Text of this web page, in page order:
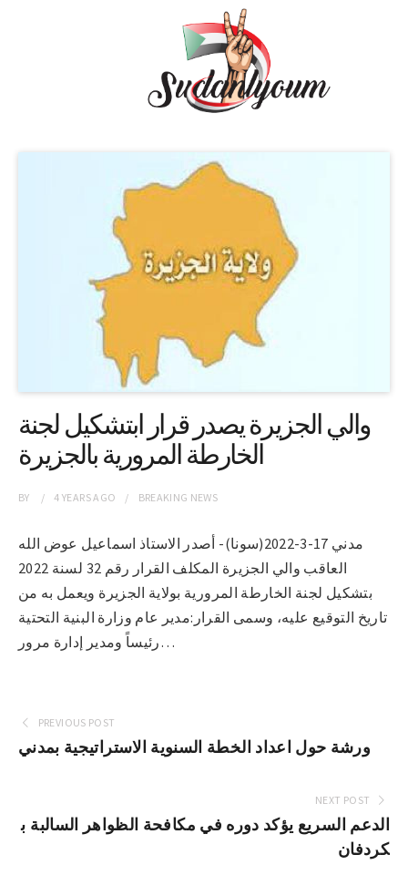
والي الجزيرة يصدر قرار ابتشكيل لجنة
الخارطة المرورية بالجزيرة
BY 4 YEARSAGO BREAKING NEWS
مدني 17-3-2022(سونا)- أصدر الاستاذ اسماعيل عوض الله
العاقب والي الجزيرة المكلف القرار رقم 32 لسنة 2022
بتشكيل لجنة الخارطة المرورية بولاية الجزيرة ويعمل به من
تاريخ التوقيع عليه، وسمى القرار:مدير عام وزارة البنية التحتية
رئيساً ومدير إدارة مرور…
PREVIOUS POST
ورشة حول اعداد الخطة السنوية الاستراتيجية بمدني
NEXT POST
الدعم السريع يؤكد دوره في مكافحة الظواهر السالبة ب
كردفان